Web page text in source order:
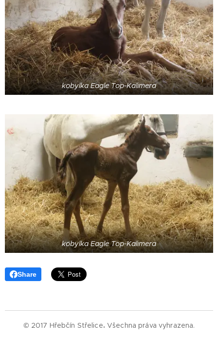
kobylka Eagle Top-Kalimera
kobylka Eagle Top-Kalimera
Share
© 2017 Hřebčín Střelice.Všechna práva vyhrazena.